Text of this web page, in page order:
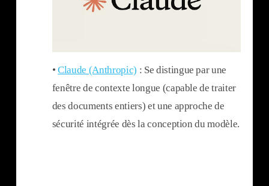
•Claude (Anthropic) : Se distingue par une
fenêtre de contexte longue (capable de traiter
des documents entiers) et une approche de
sécurité intégrée dès la conception du modèle.